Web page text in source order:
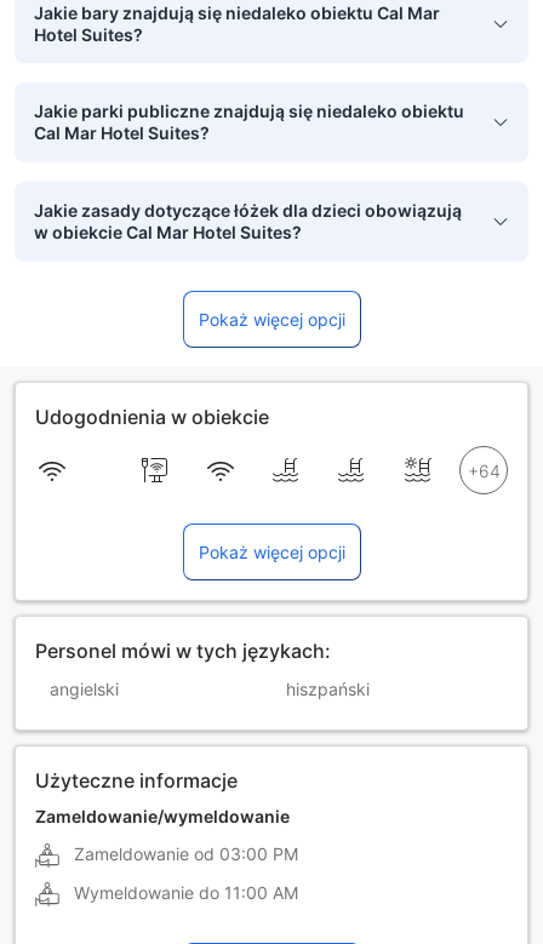
Jakie bary znajdują się niedaleko obiektu Cal Mar
Hotel Suites?
Jakie parki publiczne znajdują się niedaleko obiektu
Cal Mar Hotel Suites?
Jakie zasady dotyczące łóżek dla dzieci obowiązują
w obiekcie Cal Mar Hotel Suites?
Pokaż więcej opcji
Udogodnienia w obiekcie
Pokaż więcej opcji
Personel mówi w tych językach:
angielski hiszpański
Użyteczne informacje
Zameldowanie/wymeldowanie
Zameldowanie od 03:00 PM
Wymeldowanie do 11:00 AM